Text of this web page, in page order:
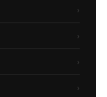
›
›
›
›